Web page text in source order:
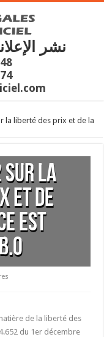
نشر
la liberté des prix et de la
sur la
et de
est
de la liberté des
du 1er décembre